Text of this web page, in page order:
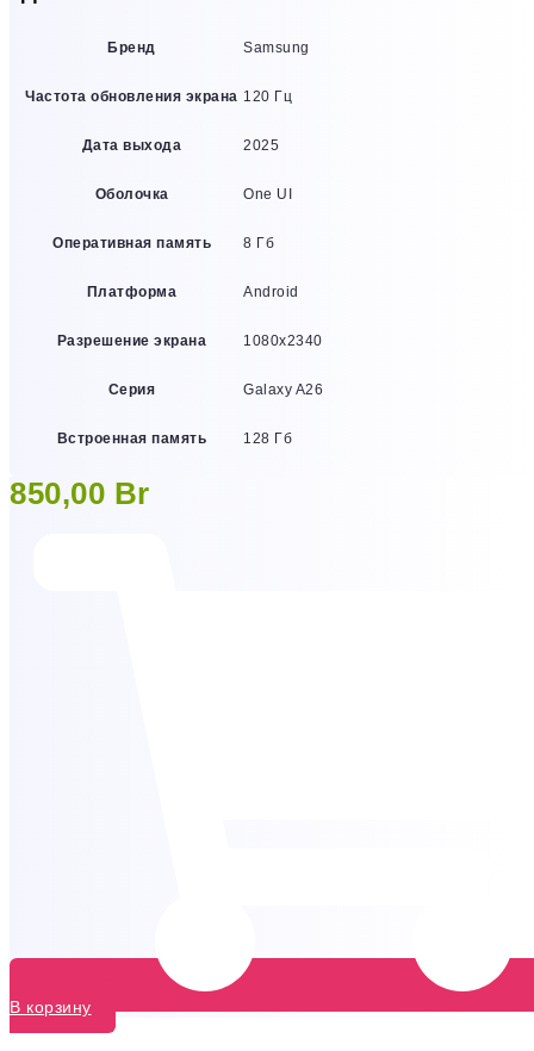
Бренд Samsung
Частота обновления экрана 120 Гц
Дата выхода 2025
Оболочка One UI
Оперативная память 8 Гб
Платформа Android
Разрешение экрана 1080х2340
Серия Galaxy A26
Встроенная память 128 Гб
850,00 Br
В корзину